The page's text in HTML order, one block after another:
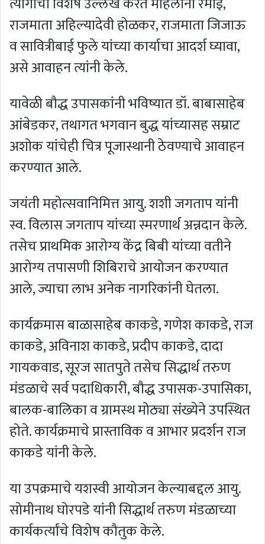
राजमाता अहिल्यादेवी होळकर, राजमाता जिजाऊ
व सावित्रीबाई फुले यांच्या कार्याचा आदर्श घ्यावा,
असे आवाहन त्यांनी केले.
यावेळी बौद्ध उपासकांनी भविष्यात डॉ. बाबासाहेब
आंबेडकर, तथागत भगवान बुद्ध यांच्यासह सम्राट
अशोक यांचेही चित्र पूजास्थानी ठेवण्याचे आवाहन
करण्यात आले.
जयंती महोत्सवानिमित्त आयु. शशी जगताप यांनी
स्व. विलास जगताप यांच्या स्मरणार्थ अन्नदान केले.
तसेच प्राथमिक आरोग्य केंद्र बिबी यांच्या वतीने
आरोग्य तपासणी शिबिराचे आयोजन करण्यात
आले, ज्याचा लाभ अनेक नागरिकांनी घेतला.
कार्यक्रमास बाळासाहेब काकडे, गणेश काकडे, राज
काकडे, अविनाश काकडे, प्रदीप काकडे, दादा
गायकवाड, सूरज सातपुते तसेच सिद्धार्थ तरुण
मंडळाचे सर्व पदाधिकारी, बौद्ध उपासक-उपासिका,
बालक-बालिका व ग्रामस्थ मोठ्या संख्येने उपस्थित
होते. कार्यक्रमाचे प्रास्ताविक व आभार प्रदर्शन राज
काकडे यांनी केले.
या उपक्रमाचे यशस्वी आयोजन केल्याबद्दल आयु.
सोमीनाथ घोरपडे यांनी सिद्धार्थ तरुण मंडळाच्या
कार्यकर्त्यांचे विशेष कौतुक केले.